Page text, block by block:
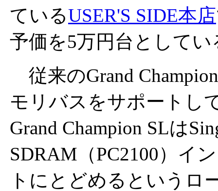
ているUSER'S SIDE本店
予価を5万円台としてい
従来のGrand
モリバスをサポートし
Grand Champion SLは
SDRAM（PC2100）イ
トにとどめるというロ